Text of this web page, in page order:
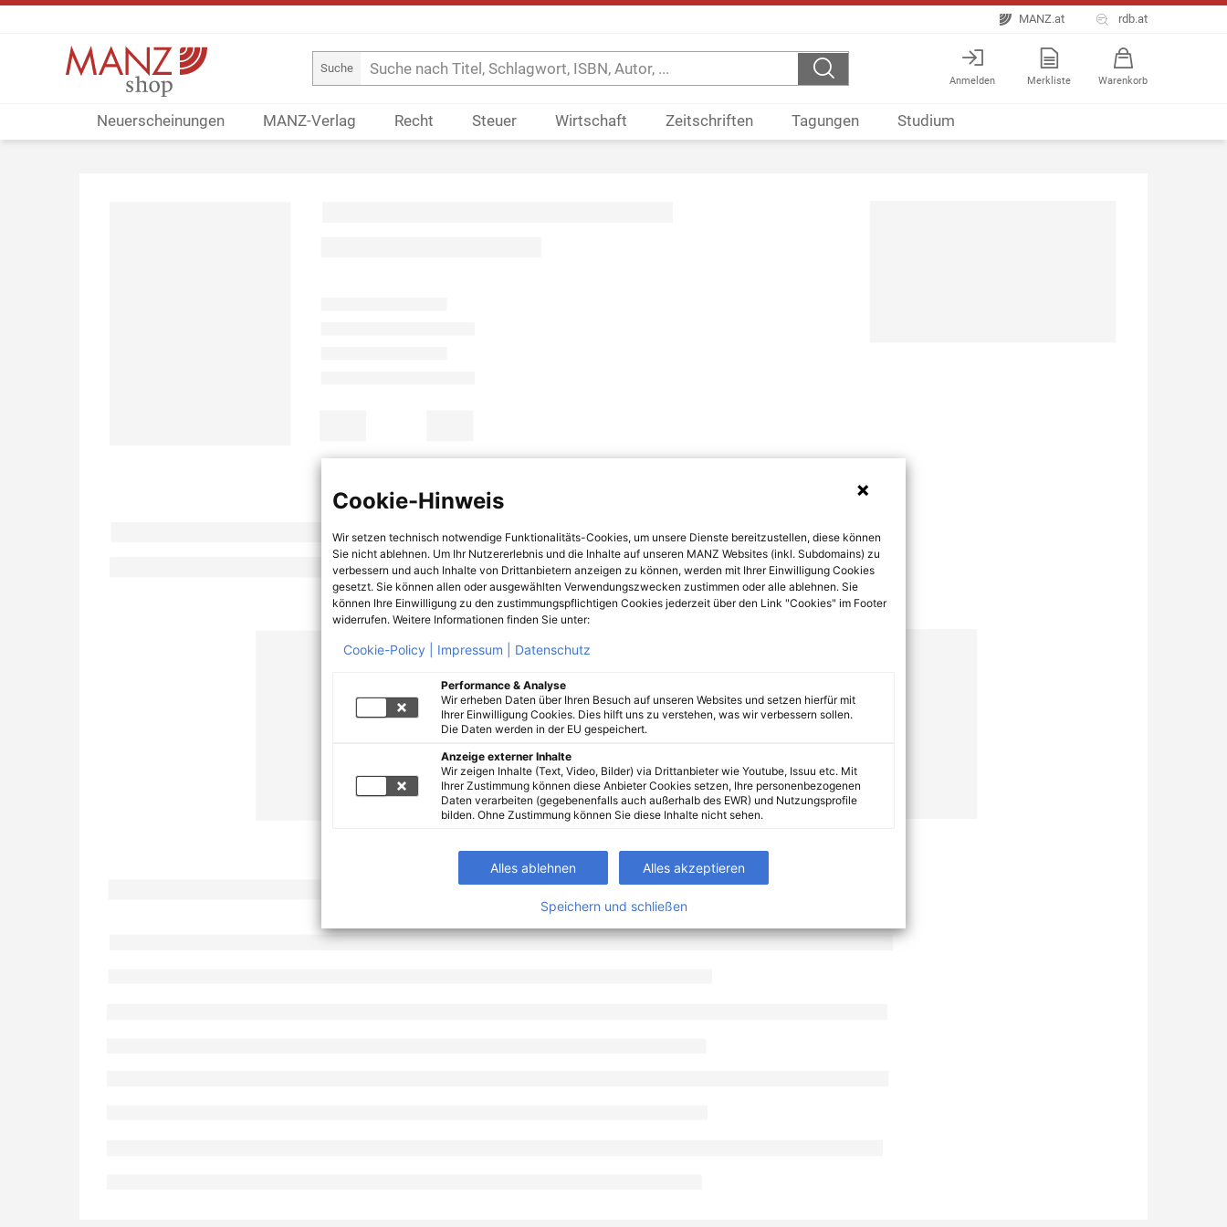
MANZ.at rdb.at
Suche
Anmelden Merkliste Warenkorb
Neuerscheinungen MANZ-Verlag Recht Steuer Wirtschaft Zeitschriften Tagungen Studium
Cookie-Hinweis
Wir setzen technisch notwendige Funktionalitäts-Cookies, um unsere Dienste bereitzustellen, diese können
Sie nicht ablehnen. Um Ihr Nutzererlebnis und die Inhalte auf unseren MANZ Websites (inkl. Subdomains) zu
verbessern und auch Inhalte von Drittanbietern anzeigen zu können, werden mit Ihrer Einwilligung Cookies
gesetzt. Sie können allen oder ausgewählten Verwendungszwecken zustimmen oder alle ablehnen. Sie
können Ihre Einwilligung zu den zustimmungspflichtigen Cookies jederzeit über den Link "Cookies" im Footer
widerrufen. Weitere Informationen finden Sie unter:
Cookie-Policy | Impressum | Datenschutz
Performance & Analyse
Wir erheben Daten über Ihren Besuch auf unseren Websites und setzen hierfür mit
Ihrer Einwilligung Cookies. Dies hilft uns zu verstehen, was wir verbessern sollen.
Die Daten werden in der EU gespeichert.
Anzeige externer Inhalte
Wir zeigen Inhalte (Text, Video, Bilder) via Drittanbieter wie Youtube, Issuu etc. Mit
Ihrer Zustimmung können diese Anbieter Cookies setzen, Ihre personenbezogenen
Daten verarbeiten (gegebenenfalls auch außerhalb des EWR) und Nutzungsprofile
bilden. Ohne Zustimmung können Sie diese Inhalte nicht sehen.
Alles ablehnen Alles akzeptieren
Speichern und schließen